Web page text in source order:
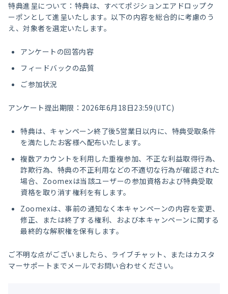
特典進呈について：特典は、すべてポジションエアドロップク
ーポンとして進呈いたします。以下の内容を総合的に考慮のう
え、対象者を選定いたします。
アンケートの回答内容
フィードバックの品質
ご参加状況
アンケート提出期限：2026年6月18日23:59(UTC)
特典は、キャンペーン終了後5営業日以内に、特典受取条件
を満たしたお客様へ配布いたします。
複数アカウントを利用した重複参加、不正な利益取得行為、
詐欺行為、特典の不正利用などの不適切な行為が確認された
場合、Zoomexは当該ユーザーの参加資格および特典受取
資格を取り消す権利を有します。
Zoomexは、事前の通知なく本キャンペーンの内容を変更、
修正、または終了する権利、および本キャンペーンに関する
最終的な解釈権を保有します。
ご不明な点がございましたら、ライブチャット、またはカスタ
マーサポートまでメールでお問い合わせください。